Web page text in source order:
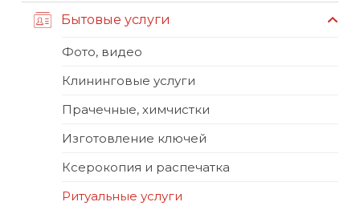
Бытовые услуги
Фото, видео
Клининговые услуги
Прачечные, химчистки
Изготовление ключей
Ксерокопия и распечатка
Ритуальные услуги